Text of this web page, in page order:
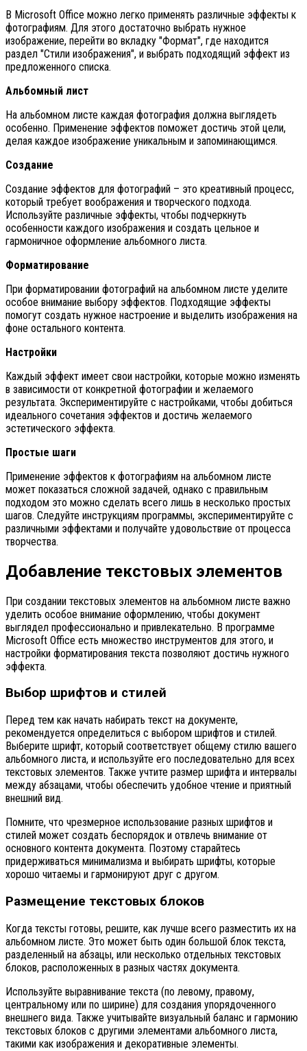
В Microsoft Office можно легко применять различные эффекты к
фотографиям. Для этого достаточно выбрать нужное
изображение, перейти во вкладку "Формат", где находится
раздел "Стили изображения", и выбрать подходящий эффект из
предложенного списка.
Альбомный лист
На альбомном листе каждая фотография должна выглядеть
особенно. Применение эффектов поможет достичь этой цели,
делая каждое изображение уникальным и запоминающимся.
Создание
Создание эффектов для фотографий – это креативный процесс,
который требует воображения и творческого подхода.
Используйте различные эффекты, чтобы подчеркнуть
особенности каждого изображения и создать цельное и
гармоничное оформление альбомного листа.
Форматирование
При форматировании фотографий на альбомном листе уделите
особое внимание выбору эффектов. Подходящие эффекты
помогут создать нужное настроение и выделить изображения на
фоне остального контента.
Настройки
Каждый эффект имеет свои настройки, которые можно изменять
в зависимости от конкретной фотографии и желаемого
результата. Экспериментируйте с настройками, чтобы добиться
идеального сочетания эффектов и достичь желаемого
эстетического эффекта.
Простые шаги
Применение эффектов к фотографиям на альбомном листе
может показаться сложной задачей, однако с правильным
подходом это можно сделать всего лишь в несколько простых
шагов. Следуйте инструкциям программы, экспериментируйте с
различными эффектами и получайте удовольствие от процесса
творчества.
Добавление текстовых элементов
При создании текстовых элементов на альбомном листе важно
уделить особое внимание оформлению, чтобы документ
выглядел профессионально и привлекательно. В программе
Microsoft Office есть множество инструментов для этого, и
настройки форматирования текста позволяют достичь нужного
эффекта.
Выбор шрифтов и стилей
Перед тем как начать набирать текст на документе,
рекомендуется определиться с выбором шрифтов и стилей.
Выберите шрифт, который соответствует общему стилю вашего
альбомного листа, и используйте его последовательно для всех
текстовых элементов. Также учтите размер шрифта и интервалы
между абзацами, чтобы обеспечить удобное чтение и приятный
внешний вид.
Помните, что чрезмерное использование разных шрифтов и
стилей может создать беспорядок и отвлечь внимание от
основного контента документа. Поэтому старайтесь
придерживаться минимализма и выбирать шрифты, которые
хорошо читаемы и гармонируют друг с другом.
Размещение текстовых блоков
Когда тексты готовы, решите, как лучше всего разместить их на
альбомном листе. Это может быть один большой блок текста,
разделенный на абзацы, или несколько отдельных текстовых
блоков, расположенных в разных частях документа.
Используйте выравнивание текста (по левому, правому,
центральному или по ширине) для создания упорядоченного
внешнего вида. Также учитывайте визуальный баланс и гармонию
текстовых блоков с другими элементами альбомного листа,
такими как изображения и декоративные элементы.